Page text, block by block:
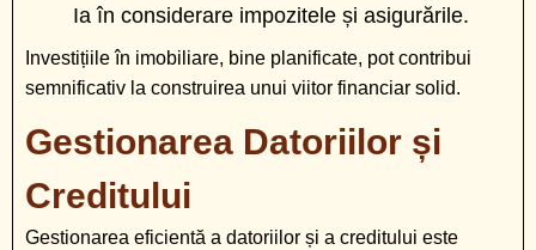
Ia în considerare impozitele și asigurările.
Investițiile în imobiliare, bine planificate, pot contribui
semnificativ la construirea unui viitor financiar solid.
Gestionarea Datoriilor și
Creditului
Gestionarea eficientă a datoriilor și a creditului este